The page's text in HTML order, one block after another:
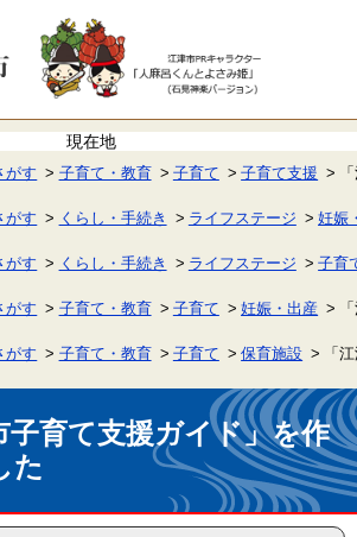
がす 子育て・教育 子育て 子育て支援
がす くらし・手続き ライフステージ 妊娠
がす くらし・手続き ライフステージ 子育
がす 子育て・教育 子育て 妊娠・出産
がす 子育て・教育 子育て 保育施設 「
子育て支援ガイド」を作
た